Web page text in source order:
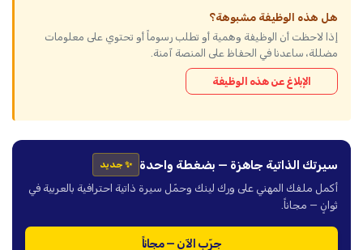
هل هذه الوظيفة مشبوهة؟
إذا لاحظت أن الوظيفة وهمية أو تطلب رسوماً أو تحتوي على معلومات
مضللة، ساعدنا في الحفاظ على المنصة آمنة.
الإبلاغ عن هذه الوظيفة
سيرتك الذاتية جاهزة — بضغطة واحدة ✨ جديد
أكمل ملفك المهني على ورك لينك وحمّل سيرة ذاتية احترافية بالعربية في
ثوانٍ — مجاناً.
جرّب الآن — مجاناً